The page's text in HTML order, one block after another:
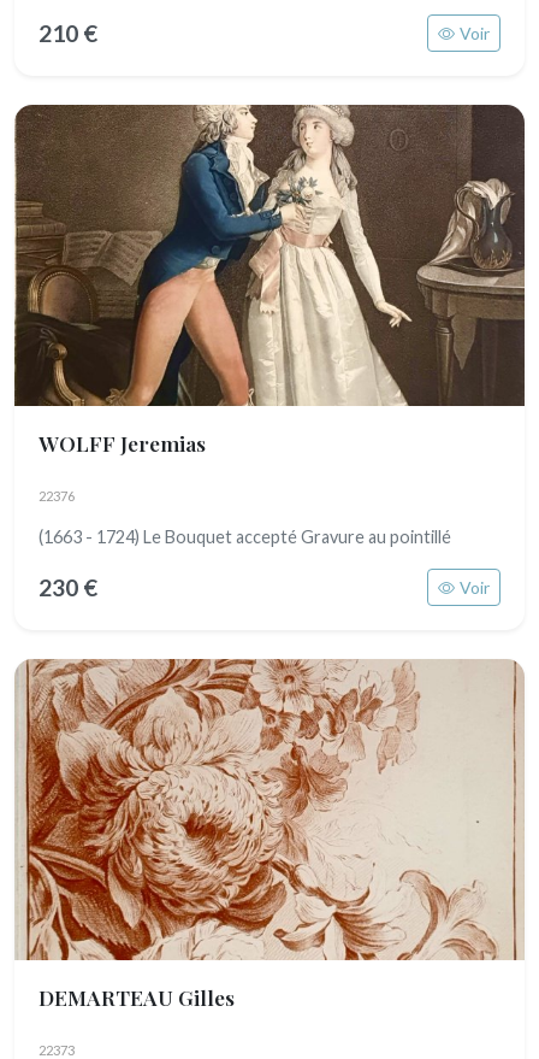
210 € Voir
WOLFF Jeremias
22376
(1663 - 1724) Le Bouquet accepté Gravure au pointillé
230 € Voir
DEMARTEAU Gilles
22373